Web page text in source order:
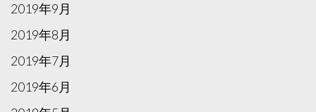
2019年9月
2019年8月
2019年7月
2019年6月